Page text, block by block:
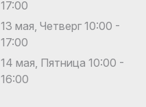
17:00
13 мая, Четверг 10:00 -
17:00
14 мая, Пятница 10:00 -
16:00